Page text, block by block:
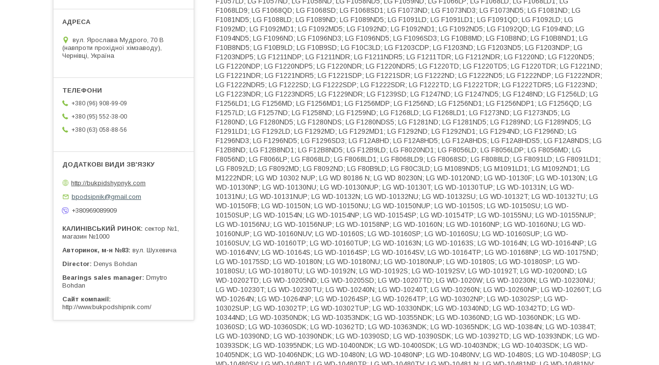
вул. Ярослава Мудрого, 70 В
(навпроти прохідної хімзаводу),
Чернівці, Україна
+380 (96) 908-99-09
+380 (95) 552-38-00
+380 (63) 058-88-56
http://bukpidshypnyk.com
bpodsipnik@gmail.com
+380969089909
КАЛИНІВСЬКИЙ РИНОК сектор №1,
магазин №1000
Авторинок, м-н №83 вул. Шухевича
Director Denys Bohdan
Bearings sales manager Dmytro
Bohdan
Сайт компанії
http://www.bukpodshipnik.com/